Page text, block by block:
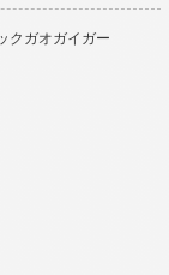
クガオガイガー